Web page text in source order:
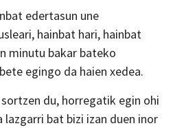
edertasun une
hainbat hari, hainbat
minutu bakar bateko
egingo da haien xedea.
du, horregatik egin ohi
bat bizi izan duen inor